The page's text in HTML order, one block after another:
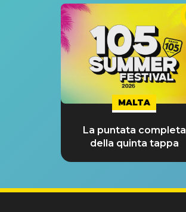
MALTA
La puntata completa
della quinta tappa